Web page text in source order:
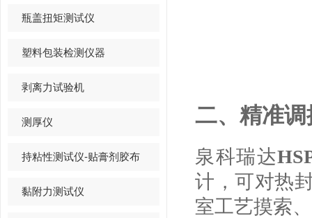
瓶盖扭矩测试仪
塑料包装检测仪器
剥离力试验机
测厚仪
持粘性测试仪-贴膏剂胶布
黏附力测试仪
二、精准
泉科瑞达
计，可对热
室工艺摸索